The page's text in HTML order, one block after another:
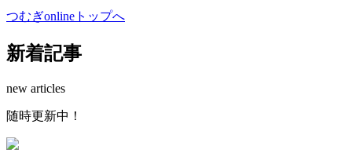
つむぎonlineトップへ
新着記事
new articles
随時更新中 ！